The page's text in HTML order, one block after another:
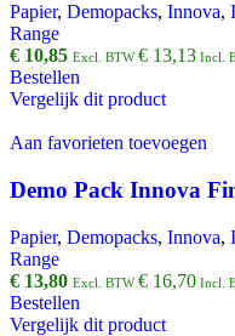
Papier, Demopacks, Innova,
Range
€ 10,85 Excl. BTW€ 13,13 Incl.
Bestellen
Vergelijk dit product
Aan favorieten toevoegen
Demo Pack Innova
Papier, Demopacks, Innova,
Range
€ 13,80 Excl. BTW€ 16,70 Incl.
Bestellen
Vergelijk dit product